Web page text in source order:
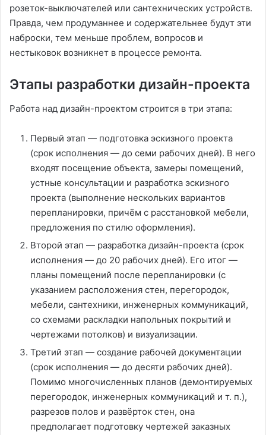
розеток-выключателей или сантехнических устройств.
Правда, чем продуманнее и содержательнее будут эти
наброски, тем меньше проблем, вопросов и
нестыковок возникнет в процессе ремонта.
Этапы разработки дизайн-проекта
Работа над дизайн-проектом строится в три этапа:
Первый этап — подготовка эскизного проекта
(срок исполнения — до семи рабочих дней). В него
входят посещение объекта, замеры помещений,
устные консультации и разработка эскизного
проекта (выполнение нескольких вариантов
перепланировки, причём с расстановкой мебели,
предложения по стилю оформления).
Второй этап — разработка дизайн-проекта (срок
исполнения — до 20 рабочих дней). Его итог —
планы помещений после перепланировки (с
указанием расположения стен, перегородок,
мебели, сантехники, инженерных коммуникаций,
со схемами раскладки напольных покрытий и
чертежами потолков) и визуализации.
Третий этап — создание рабочей документации
(срок исполнения — до десяти рабочих дней).
Помимо многочисленных планов (демонтируемых
перегородок, инженерных коммуникаций и т. п.),
разрезов полов и развёрток стен, она
предполагает подготовку чертежей заказных